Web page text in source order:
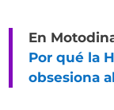
En
Por qué la
obsesiona